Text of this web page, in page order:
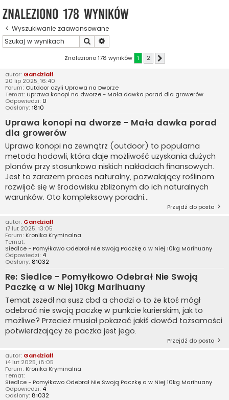
Znaleziono 178 wyników
Wyszukiwanie zaawansowane
Szukaj
Znaleziono 178 wyników 1 2
autor: Gandzialf
20 lip 2025, 16:40
Forum: Outdoor czyli Uprawa na Dworze
Temat: Uprawa konopi na dworze - Mała dawka porad dla growerów
Odpowiedzi: 0
Odsłony: 1810
Uprawa konopi na dworze - Mała dawka porad
dla growerów
Uprawa konopi na zewnątrz (outdoor) to popularna
metoda hodowli, która daje możliwość uzyskania dużych
plonów przy stosunkowo niskich nakładach finansowych.
Jest to zarazem proces naturalny, pozwalający roślinom
rozwijać się w środowisku zbliżonym do ich naturalnych
warunków. Oto kompleksowy poradni...
Przejdź do posta
autor: Gandzialf
17 lut 2025, 13:05
Forum: Kronika Kryminalna
Temat:
Siedlce - Pomyłkowo Odebrał Nie Swoją Paczkę a w Niej 10kg Marihuany
Odpowiedzi: 4
Odsłony: 81032
Re: Siedlce - Pomyłkowo Odebrał Nie Swoją
Paczkę a w Niej 10kg Marihuany
Temat zszedł na susz cbd a chodzi o to że ktoś mógł
odebrać nie swoją paczkę w punkcie kurierskim, jak to
możliwe? Przecież musiał pokazać jakiś dowód tożsamości
potwierdzający że paczka jest jego.
Przejdź do posta
autor: Gandzialf
14 lut 2025, 18:05
Forum: Kronika Kryminalna
Temat:
Siedlce - Pomyłkowo Odebrał Nie Swoją Paczkę a w Niej 10kg Marihuany
Odpowiedzi: 4
Odsłony: 81032